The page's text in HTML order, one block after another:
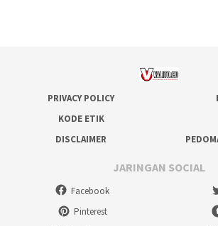
PRIVACY POLICY
KODE ETIK
DISCLAIMER
JARINGAN SOCIAL
Facebook
Pinterest